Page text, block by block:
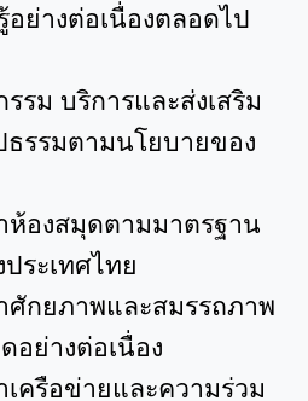
ย่างต่อเนื่องตลอดไป
รม บริการและส่งเสริม
ธรรมตามนโยบายของ
องสมุดตามมาตรฐาน
ระเทศไทย
กยภาพและสมรรถภาพ
อย่างต่อเนื่อง
ครือข่ายและความร่วม